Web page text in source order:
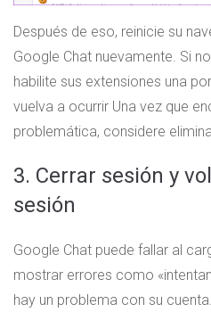
Después de eso, reinicie su
Google Chat nuevamente. Si
habilite sus extensiones una
vuelva a ocurrir Una vez que
problemática, considere
3. Cerrar sesión y
sesión
Google Chat puede fallar al
mostrar errores como
hay un problema con su